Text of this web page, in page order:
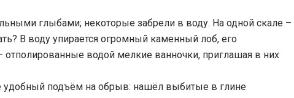
глыбами; некоторые забрели в воду. На одной скале –
В воду упирается огромный каменный лоб, его
водой мелкие ванночки, приглашая в них
удобный подъём на обрыв: нашёл выбитые в глине